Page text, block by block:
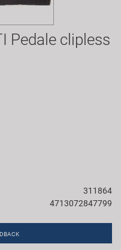
Pedale clipless
311864
4713072847799